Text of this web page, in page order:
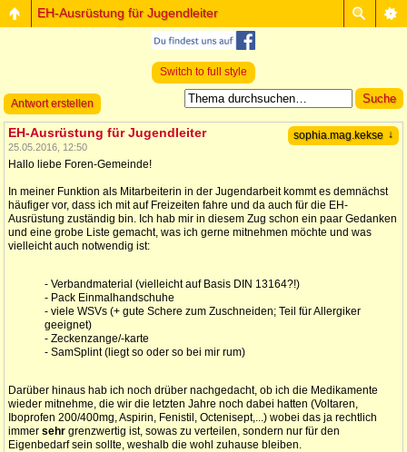
EH-Ausrüstung für Jugendleiter
Switch to full style
Antwort erstellen
sophia.mag.kekse ↓
EH-Ausrüstung für Jugendleiter
25.05.2016, 12:50
Hallo liebe Foren-Gemeinde!
In meiner Funktion als Mitarbeiterin in der Jugendarbeit kommt es demnächst
häufiger vor, dass ich mit auf Freizeiten fahre und da auch für die EH-
Ausrüstung zuständig bin. Ich hab mir in diesem Zug schon ein paar Gedanken
und eine grobe Liste gemacht, was ich gerne mitnehmen möchte und was
vielleicht auch notwendig ist:
- Verbandmaterial (vielleicht auf Basis DIN 13164?!)
- Pack Einmalhandschuhe
- viele WSVs (+ gute Schere zum Zuschneiden; Teil für Allergiker
geeignet)
- Zeckenzange/-karte
- SamSplint (liegt so oder so bei mir rum)
Darüber hinaus hab ich noch drüber nachgedacht, ob ich die Medikamente
wieder mitnehme, die wir die letzten Jahre noch dabei hatten (Voltaren,
Iboprofen 200/400mg, Aspirin, Fenistil, Octenisept,...) wobei das ja rechtlich
immer sehr grenzwertig ist, sowas zu verteilen, sondern nur für den
Eigenbedarf sein sollte, weshalb die wohl zuhause bleiben.